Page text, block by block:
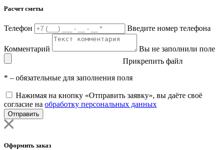
Расчет сметы
Телефон Введите номер телефона
Комментарий
Вы не заполнили поле
Прикрепить файл
* – обязательные для заполнения поля
Нажимая на кнопку «Отправить заявку», вы даёте своё
согласие на обработку персональных данных
Отправить
Оформить заказ